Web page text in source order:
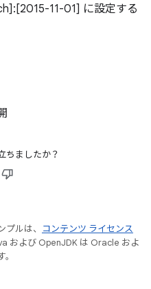
11-01] に設定する
ちましたか？
ルは、
コンテンツ ライセンス
および OpenJDK は Oracle およ